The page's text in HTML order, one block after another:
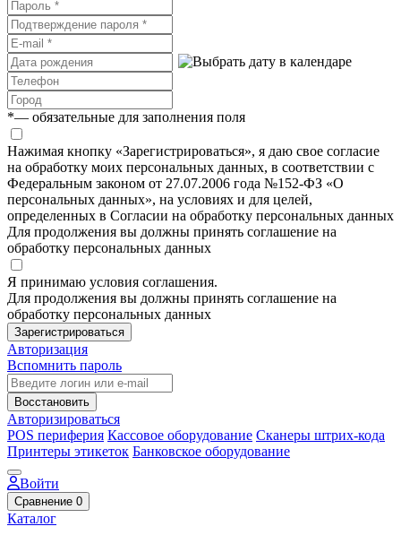
*— обязательные для заполнения поля
Нажимая кнопку «Зарегистрироваться», я даю свое согласие
на обработку моих персональных данных, в соответствии с
Федеральным законом от 27.07.2006 года №152-ФЗ «О
персональных данных», на условиях и для целей,
определенных в Согласии на обработку персональных данных
Для продолжения вы должны принять соглашение на
обработку персональных данных
Я принимаю условия соглашения.
Для продолжения вы должны принять соглашение на
обработку персональных данных
Зарегистрироваться
Авторизация
Вспомнить пароль
Восстановить
Авторизироваться
POS периферия Кассовое оборудование Сканеры штрих-кода
Принтеры этикеток Банковское оборудование
Войти
Сравнение 0
Каталог